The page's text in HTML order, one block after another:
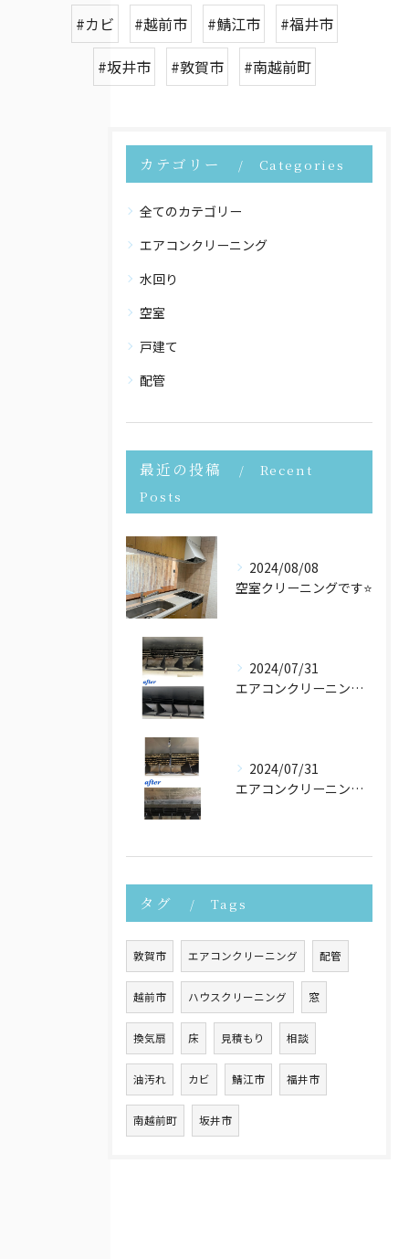
#カビ #越前市 #鯖江市
#福井市
#坂井市
#敦賀市 #南越前町
カテゴリー Categories
全てのカテゴリー
エアコンクリーニング
水回り
空室
戸建て
配管
最近の投稿
Recent
Posts
2024/08/08
空室クリーニングです⭐️
2024/07/31
エアコンクリーニングさせて頂きました！
2024/07/31
エアコンクリーニングたくさんご依頼頂いております！
タグ Tags
敦賀市 エアコンクリーニング 配管
越前市 ハウスクリーニング 窓
換気扇 床 見積もり 相談
油汚れ カビ 鯖江市 福井市
南越前町 坂井市